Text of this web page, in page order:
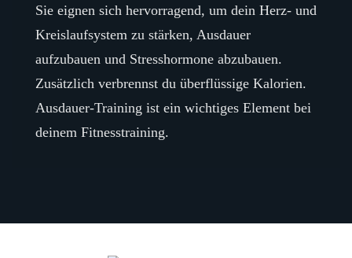
Sie eignen sich hervorragend, um dein Herz- und
Kreislaufsystem zu stärken, Ausdauer
aufzubauen und Stresshormone abzubauen.
Zusätzlich verbrennst du überflüssige Kalorien.
Ausdauer-Training ist ein wichtiges Element bei
deinem Fitnesstraining.